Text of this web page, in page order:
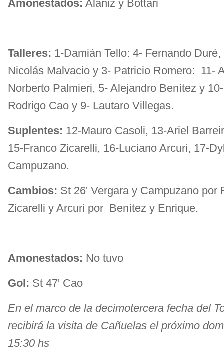
Amonestados: Alaniz y Bottari
Talleres: 1-Damián Tello: 4- Fernando
Nicolás Malvacio y 3- Patricio Romero: 11-
Norberto Palmieri, 5- Alejandro Benítez y
Rodrigo Cao y 9- Lautaro Villegas.
Suplentes: 12-Mauro Casoli, 13-Ariel
15-Franco Zicarelli, 16-Luciano Arcuri, 17-
Campuzano.
Cambios: St 26' Vergara y Campuzano por
Zicarelli y Arcuri por Benítez y Enrique.
Amonestados: No tuvo
Gol: St 47' Cao
En el marco de la decimotercera fecha del
recibirá la visita de Cañuelas el próximo
15:30 hs